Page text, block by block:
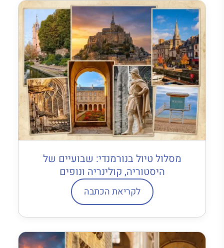
מסלול טיול בנורמנדי: שבועיים של
היסטוריה, קולינריה ונופים
לקריאת הכתבה